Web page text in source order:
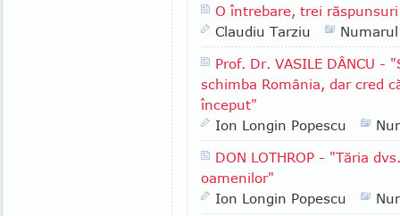
O întrebare, trei
Claudiu Tarziu
Prof. Dr. VASILE DÂNCU
schimba România, dar cred
început"
Ion Longin Popescu
DON LOTHROP - "Tăria
oamenilor"
Ion Longin Popescu